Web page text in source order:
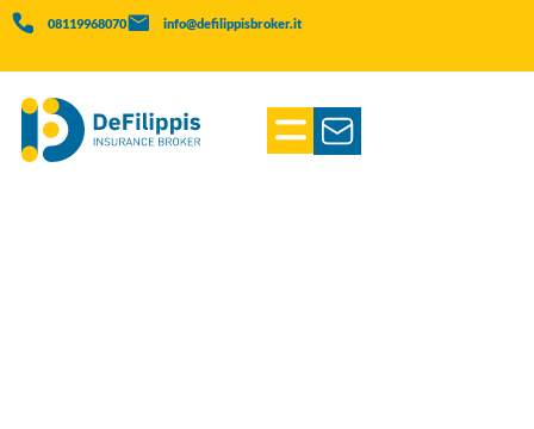
08119968070 info@defilippisbroker.it